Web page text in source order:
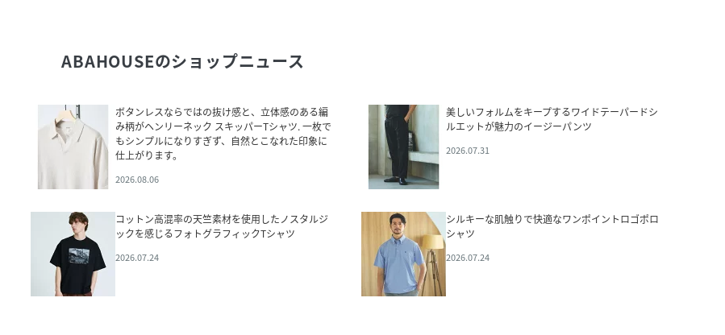
ABAHOUSEのショップニュース
ボタンレスならではの抜け感と、立体感のある編
み柄がヘンリーネック スキッパーTシャツ. 一枚で
もシンプルになりすぎず、自然とこなれた印象に
仕上がります。
2026.08.06
美しいフォルムをキープするワイドテーパードシ
ルエットが魅力のイージーパンツ
2026.07.31
コットン高混率の天竺素材を使用したノスタルジ
ックを感じるフォトグラフィックTシャツ
2026.07.24
シルキーな肌触りで快適なワンポイントロゴポロ
シャツ
2026.07.24